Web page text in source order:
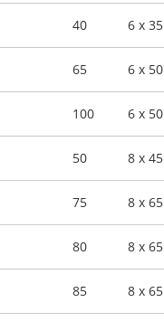
40 6 x 35
65 6 x 50
100 6 x 50
50 8 x 45
75 8 x 65
80 8 x 65
85 8 x 65